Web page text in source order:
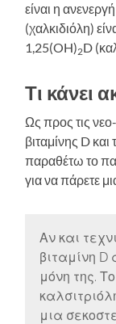
είναι η
(χαλκιδιόλη)
1,25(OH)2D
Τι κάνει
Ως προς τις
βιταμίνης D
παραθέτω το
για να πάρετε
Αν και
βιταμίνη
μόνη της.
μια